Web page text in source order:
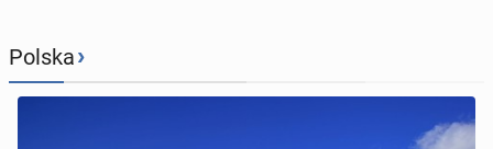
Polska›